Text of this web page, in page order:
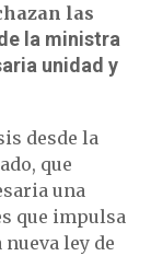
las
la ministra
unidad y
desde la
que
una
que impulsa
ley de